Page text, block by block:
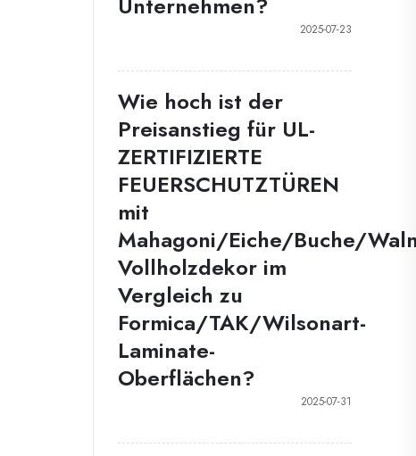
2025-07-23
Wie hoch ist der
Preisanstieg für UL-
ZERTIFIZIERTE
FEUERSCHUTZTÜREN
mit
Mahagoni/Eiche/Buche/
Vollholzdekor im
Vergleich zu
Formica/TAK/Wilsonart-
Laminate-
Oberflächen?
2025-07-31